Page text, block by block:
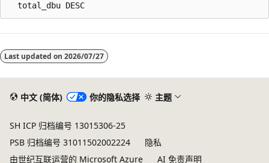
Last updated on 2026/07/27
中文 (简体) 你的隐私选择 主题
SH ICP 归档编号 13015306-25
PSB 归档编号 31011502002224
隐私
由世纪互联运营的 Microsoft Azure
AI 免责声明